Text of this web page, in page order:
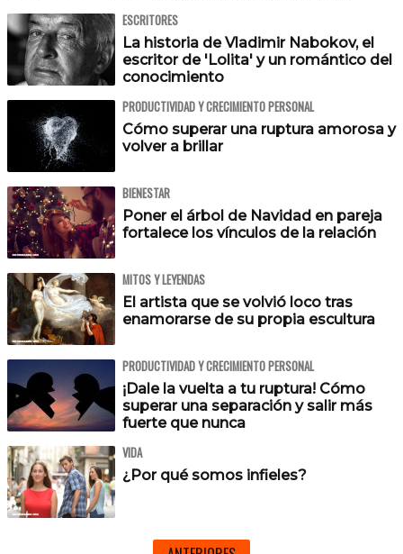
ESCRITORES
La historia de Vladimir Nabokov, el
escritor de 'Lolita' y un romántico del
conocimiento
PRODUCTIVIDAD Y CRECIMIENTO PERSONAL
Cómo superar una ruptura amorosa y
volver a brillar
BIENESTAR
Poner el árbol de Navidad en pareja
fortalece los vínculos de la relación
MITOS Y LEYENDAS
El artista que se volvió loco tras
enamorarse de su propia escultura
PRODUCTIVIDAD Y CRECIMIENTO PERSONAL
¡Dale la vuelta a tu ruptura! Cómo
superar una separación y salir más
fuerte que nunca
VIDA
¿Por qué somos infieles?